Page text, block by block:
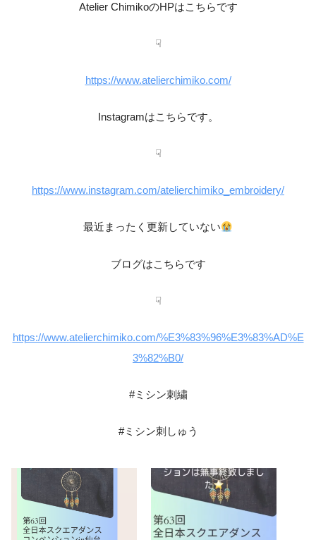
Atelier ChimikoのHPはこちらです
☟
https://www.atelierchimiko.com/
Instagramはこちらです。
☟
https://www.instagram.com/atelierchimiko_embroidery/
最近まったく更新していない
ブログはこちらです
☟
https://www.atelierchimiko.com/%E3%83%96%E3%83%AD%E
3%82%B0/
#ミシン刺繍
#ミシン刺しゅう